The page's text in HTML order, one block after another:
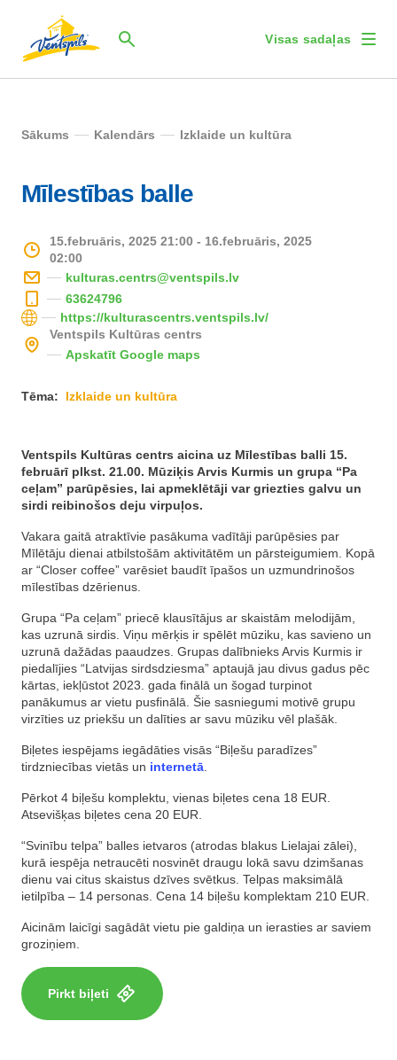
Visas sadaļas
Sākums Kalendārs Izklaide un kultūra
Mīlestības balle
15.februāris, 2025 21:00 - 16.februāris, 2025
02:00
kulturas.centrs@ventspils.lv
63624796
https://kulturascentrs.ventspils.lv/
Ventspils Kultūras centrs
Apskatīt Google maps
Tēma: Izklaide un kultūra
Ventspils Kultūras centrs aicina uz Mīlestības balli 15.
februārī plkst. 21.00. Mūziķis Arvis Kurmis un grupa “Pa
ceļam” parūpēsies, lai apmeklētāji var griezties galvu un
sirdi reibinošos deju virpuļos.
Vakara gaitā atraktīvie pasākuma vadītāji parūpēsies par
Mīlētāju dienai atbilstošām aktivitātēm un pārsteigumiem. Kopā
ar “Closer coffee” varēsiet baudīt īpašos un uzmundrinošos
mīlestības dzērienus.
Grupa “Pa ceļam” priecē klausītājus ar skaistām melodijām,
kas uzrunā sirdis. Viņu mērķis ir spēlēt mūziku, kas savieno un
uzrunā dažādas paaudzes. Grupas dalībnieks Arvis Kurmis ir
piedalījies “Latvijas sirdsdziesma” aptaujā jau divus gadus pēc
kārtas, iekļūstot 2023. gada finālā un šogad turpinot
panākumus ar vietu pusfinālā. Šie sasniegumi motivē grupu
virzīties uz priekšu un dalīties ar savu mūziku vēl plašāk.
Biļetes iespējams iegādāties visās “Biļešu paradīzes”
tirdzniecības vietās un internetā
Pērkot 4 biļešu komplektu, vienas biļetes cena 18 EUR.
Atsevišķas biļetes cena 20 EUR.
“Svinību telpa” balles ietvaros (atrodas blakus Lielajai zālei),
kurā iespēja netraucēti nosvinēt draugu lokā savu dzimšanas
dienu vai citus skaistus dzīves svētkus. Telpas maksimālā
ietilpība – 14 personas. Cena 14 biļešu komplektam 210 EUR.
Aicinām laicīgi sagādāt vietu pie galdiņa un ierasties ar saviem
groziņiem.
Pirkt biļeti